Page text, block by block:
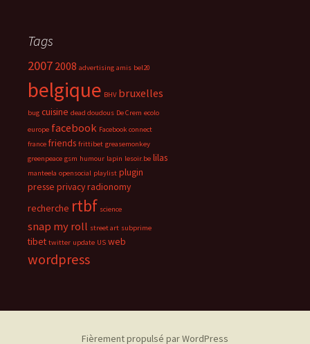
Tags
2007 2008 advertising amis bel20
belgique BHV bruxelles
bug cuisine dead doudous De Crem ecolo
europe facebook Facebook connect
france friends frittibet greasemonkey
greenpeace gsm humour lapin lesoir.be lilas
manteela opensocial playlist plugin
presse privacyradionomy
recherche rtbf science
snap my roll street art subprime
tibet twitter update US web
wordpress
Fièrement propulsé par WordPress